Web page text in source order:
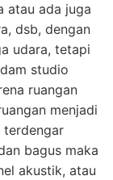
atau ada juga
dsb, dengan
udara, tetapi
studio
ruangan
menjadi
terdengar
bagus maka
akustik, atau